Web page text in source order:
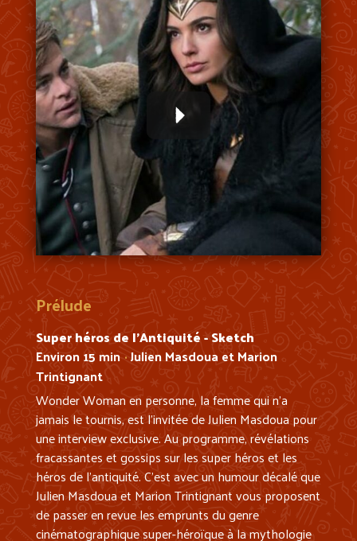
Prélude
Super héros de l’Antiquité - Sketch
Environ 15 min • Julien Masdoua et Marion
Trintignant
Wonder Woman en personne, la femme qui n’a
jamais le tournis, est l’invitée de Julien Masdoua pour
une interview exclusive. Au programme, révélations
fracassantes et gossips sur les super héros et les
héros de l’antiquité. C’est avec un humour décalé que
Julien Masdoua et Marion Trintignant vous proposent
de passer en revue les emprunts du genre
cinématographique super-héroïque à la mythologie